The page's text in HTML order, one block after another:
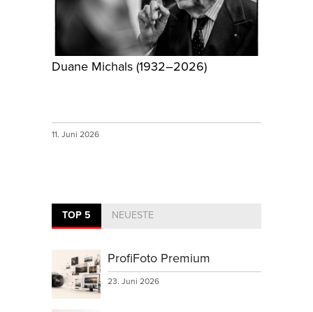
Duane Michals (1932–2026)
11. Juni 2026
TOP 5 NEUESTE
ProfiFoto Premium
23. Juni 2026